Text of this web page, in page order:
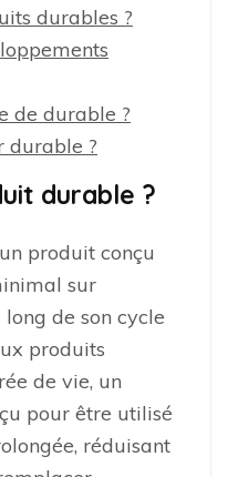
durables ?
de durable ?
durable ?
durable ?
produit conçu
sur
de son cycle
produits
de vie, un
pour être utilisé
réduisant